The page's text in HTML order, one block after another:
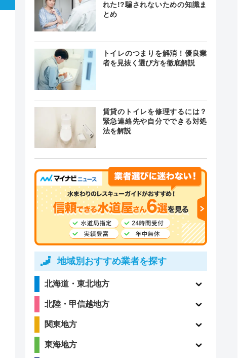
クチコミ
4.1
（198件）
ー
ー
4.6
れた!?騙されないための知識ま
とめ
トイレのつまりを解消！優良業
者を見抜く選び方を徹底解説
賃貸のトイレを修理するには？
緊急連絡先や自分でできる対処
法を解説
地域別おすすめ業者を探す
北海道・東北地方
北陸・甲信越地方
関東地方
東海地方